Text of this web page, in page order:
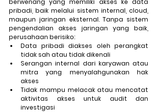
pribadi, baik melalui sistem internal, cloud,
maupun jaringan eksternal. Tanpa sistem
pengendalian akses jaringan yang baik,
perusahaan berisiko:
Data pribadi diakses oleh perangkat
tidak sah atau tidak dikenali
Serangan internal dari karyawan atau
mitra yang menyalahgunakan hak
akses
Tidak mampu melacak atau mencatat
aktivitas akses untuk audit dan
investigasi